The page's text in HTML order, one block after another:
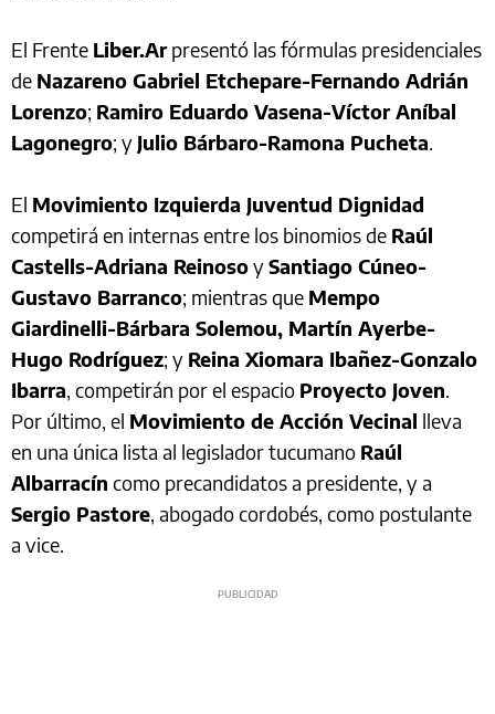
El Frente Liber.Arpresentó las fórmulas presidenciales
de Nazareno Gabriel Etchepare-Fernando Adrián
Lorenzo; Ramiro Eduardo Vasena-Víctor Aníbal
Lagonegro; y Julio Bárbaro-Ramona Pucheta.
El Movimiento Izquierda Juventud Dignidad
competirá en internas entre los binomios de Raúl
Castells-Adriana ReinosoySantiago Cúneo-
Gustavo Barranco; mientras que Mempo
Giardinelli-Bárbara Solemou, Martín Ayerbe-
Hugo Rodríguez; y Reina Xiomara Ibañez-Gonzalo
Ibarra, competirán por el espacio Proyecto Joven.
Por último, el Movimiento de Acción Vecinal lleva
en una única lista al legislador tucumano Raúl
Albarracín como precandidatos a presidente, y a
Sergio Pastore, abogado cordobés, como postulante
a vice.